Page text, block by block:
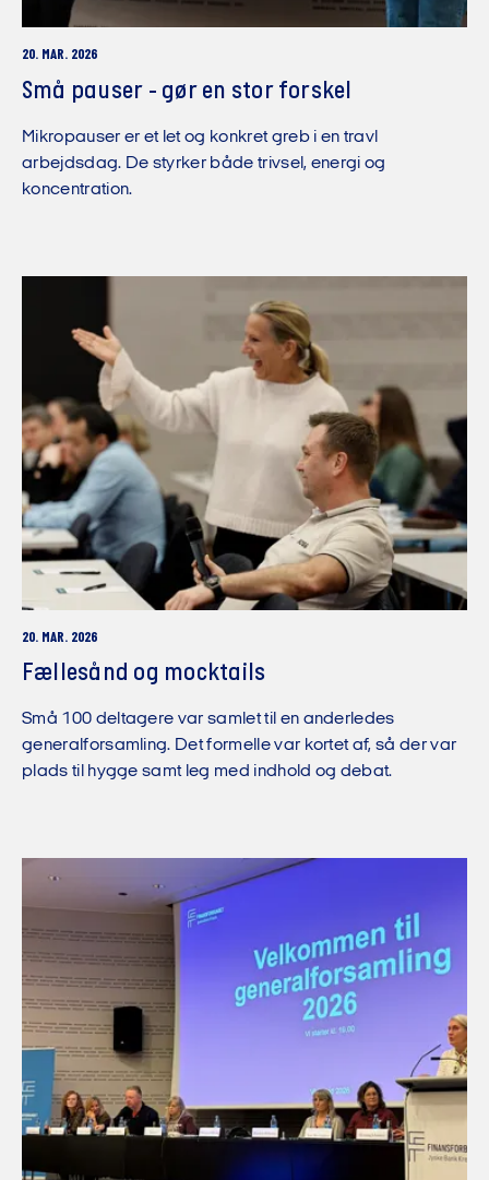
20. MAR. 2026
Små pauser - gør en stor forskel
Mikropauser er et let og konkret greb i en travl
arbejdsdag. De styrker både trivsel, energi og
koncentration.
20. MAR. 2026
Fællesånd og mocktails
Små 100 deltagere var samlet til en anderledes
generalforsamling. Det formelle var kortet af, så der var
plads til hygge samt leg med indhold og debat.